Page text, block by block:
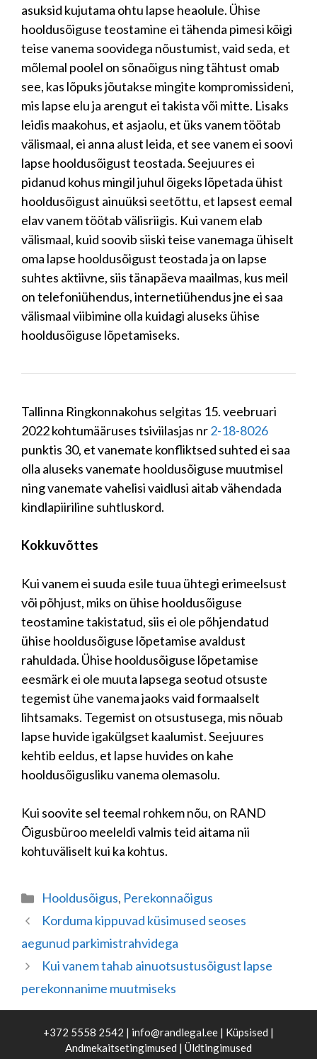
asuksid kujutama ohtu lapse heaolule. Ühise
hooldusõiguse teostamine ei tähenda pimesi kõigi
teise vanema soovidega nõustumist, vaid seda, et
mõlemal poolel on sõnaõigus ning tähtust omab
see, kas lõpuks jõutakse mingite kompromissideni,
mis lapse elu ja arengut ei takista või mitte. Lisaks
leidis maakohus, et asjaolu, et üks vanem töötab
välismaal, ei anna alust leida, et see vanem ei soovi
lapse hooldusõigust teostada. Seejuures ei
pidanud kohus mingil juhul õigeks lõpetada ühist
hooldusõigust ainuüksi seetõttu, et lapsest eemal
elav vanem töötab välisriigis. Kui vanem elab
välismaal, kuid soovib siiski teise vanemaga ühiselt
oma lapse hooldusõigust teostada ja on lapse
suhtes aktiivne, siis tänapäeva maailmas, kus meil
on telefoniühendus, internetiühendus jne ei saa
välismaal viibimine olla kuidagi aluseks ühise
hooldusõiguse lõpetamiseks.
Tallinna Ringkonnakohus selgitas 15. veebruari
2022 kohtumääruses tsiviilasjas nr2-18-8026
punktis 30, et vanemate konfliktsed suhted ei saa
olla aluseks vanemate hooldusõiguse muutmisel
ning vanemate vahelisi vaidlusi aitab vähendada
kindlapiiriline suhtluskord.
Kokkuvõttes
Kui vanem ei suuda esile tuua ühtegi erimeelsust
või põhjust, miks on ühise hooldusõiguse
teostamine takistatud, siis ei ole põhjendatud
ühise hooldusõiguse lõpetamise avaldust
rahuldada. Ühise hooldusõiguse lõpetamise
eesmärk ei ole muuta lapsega seotud otsuste
tegemist ühe vanema jaoks vaid formaalselt
lihtsamaks. Tegemist on otsustusega, mis nõuab
lapse huvide igakülgset kaalumist. Seejuures
kehtib eeldus, et lapse huvides on kahe
hooldusõigusliku vanema olemasolu.
Kui soovite sel teemal rohkem nõu, on RAND
Õigusbüroo meeleldi valmis teid aitama nii
kohtuväliselt kui ka kohtus.
Categories
Hooldusõigus, Perekonnaõigus
Korduma kippuvad küsimused seoses
aegunud parkimistrahvidega
Kui vanem tahab ainuotsustusõigust lapse
perekonnanime muutmiseks
+372 5558 2542 | info@randlegal.ee | Küpsised |
Andmekaitsetingimused | Üldtingimused